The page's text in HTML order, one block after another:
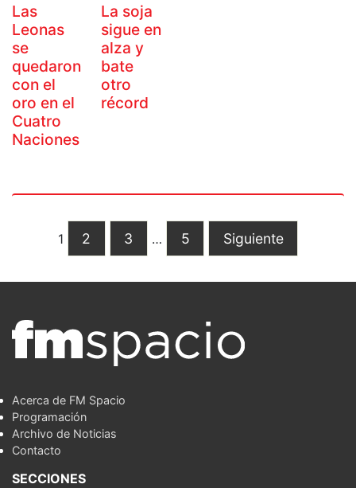
Las
Leonas
se
quedaron
con el
oro en el
Cuatro
Naciones
La soja
sigue en
alza y
bate
otro
récord
1 2 3 … 5 Siguiente
Acerca de FM Spacio
Programación
Archivo de Noticias
Contacto
SECCIONES